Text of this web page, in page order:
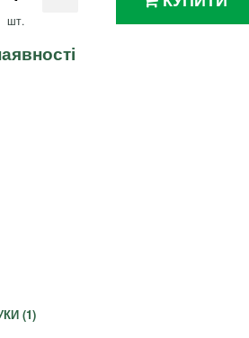
шт.
(1)